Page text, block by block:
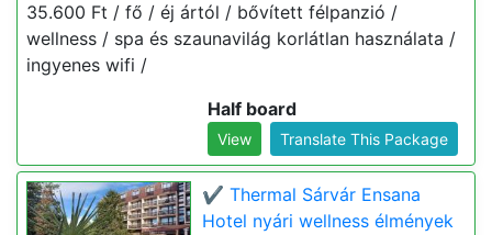
35.600 Ft / fő / éj ártól / bővített félpanzió /
wellness / spa és szaunavilág korlátlan használata /
ingyenes wifi /
Half board
View Translate This Package
✔️ Thermal Sárvár Ensana
Hotel nyári wellness élmények